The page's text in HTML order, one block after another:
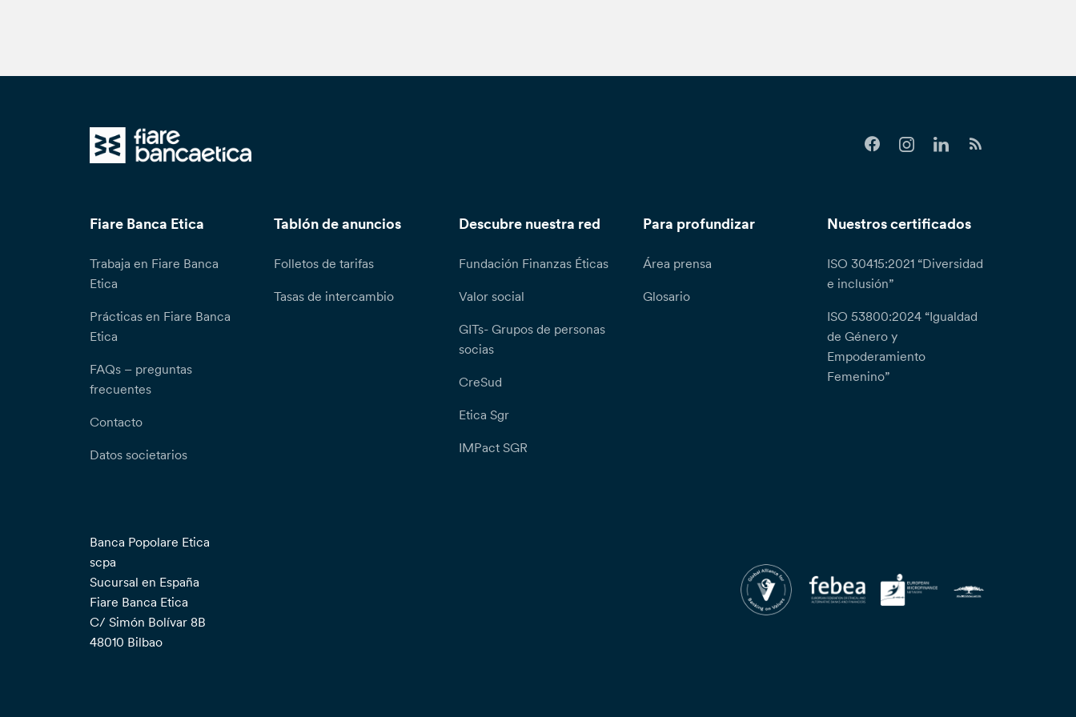
Fiare Banca Etica
Trabaja en Fiare Banca
Etica
Prácticas en Fiare Banca
Etica
FAQs – preguntas
frecuentes
Contacto
Datos societarios
Tablón de anuncios
Folletos de tarifas
Tasas de intercambio
Descubre nuestra red
Fundación Finanzas Éticas
Valor social
GITs- Grupos de personas
socias
CreSud
Etica Sgr
IMPact SGR
Para profundizar
Área prensa
Glosario
Nuestros certificados
ISO 30415:2021 “Diversidad
e inclusión”
ISO 53800:2024 “Igualdad
de Género y
Empoderamiento
Femenino”
Banca Popolare Etica
scpa
Sucursal en España
Fiare Banca Etica
C/ Simón Bolívar 8B
48010 Bilbao